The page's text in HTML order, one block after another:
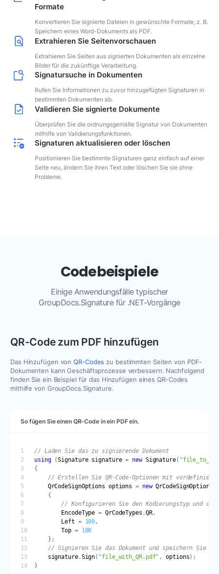
Formate
Konvertieren Sie signierte Dateien in gewünschte Formate, z. B.
Speichern eines Word-Dokuments als PDF.
Extrahieren Sie Seitenvorschauen
Extrahieren Sie Seiten aus signierten Dokumenten als einzelne
Bilder für die zukünftige Verarbeitung.
Signatursuche in Dokumenten
Rufen Sie Informationen zu zuvor hinzugefügten Signaturen in
bestimmten Dokumenten ab.
Validieren Sie signierte Dokumente
Überprüfen Sie die ordnungsgemäße Signatur von Dokumenten
mithilfe von Validierungsfunktionen.
Signaturen aktualisieren oder löschen
Positionieren Sie bestimmte Signaturen ganz einfach auf einer
Seite neu, ändern Sie ihren Text oder löschen Sie sie ohne
Probleme.
Codebeispiele
Einige Anwendungsfälle typischer
GroupDocs.Signature für .NET-Vorgänge
QR-Code zum PDF hinzufügen
Das Hinzufügen vonQR-Codes zu bestimmten Seiten von PDF-
Dokumenten kann Geschäftsprozesse verbessern. Nachfolgend
finden Sie ein Beispiel für das Hinzufügen eines QR-Codes
mithilfe von GroupDocs.Signature.
So fügen Sie einen QR-Code in ein PDF ein.
// Laden Sie das zu signierende Dokument
using (Signature signature = new Signature(
// Erstellen Sie QR-Code-Optionen mit
QrCodeSignOptions options = new QrCodeSignOptions
// Konfigurieren Sie den Kodierungstyp und die
EncodeType = QrCodeTypes .QR
Left = 100
Top = 100
// Signieren Sie das Dokument und speichern Sie
signature.Sign( "file_with_QR.pdf" , options